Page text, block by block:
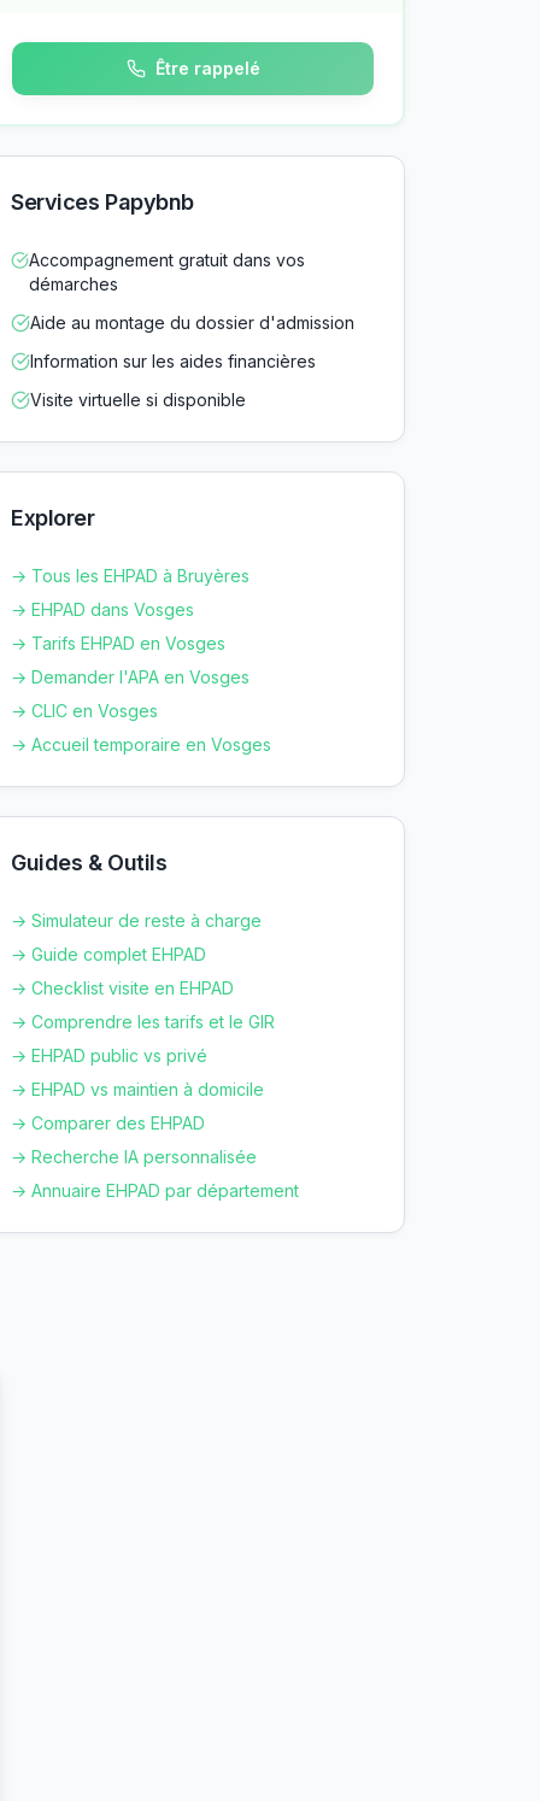
Être rappelé
Services Papybnb
Accompagnement gratuit dans vos
démarches
Aide au montage du dossier d'admission
Information sur les aides financières
Visite virtuelle si disponible
Explorer
→ Tous les EHPAD à Bruyères
→ EHPAD dans Vosges
→ Tarifs EHPAD en Vosges
→ Demander l'APA en Vosges
→ CLIC en Vosges
→ Accueil temporaire en Vosges
Guides & Outils
→ Simulateur de reste à charge
→ Guide complet EHPAD
→ Checklist visite en EHPAD
→ Comprendre les tarifs et le GIR
→ EHPAD public vs privé
→ EHPAD vs maintien à domicile
→ Comparer des EHPAD
→ Recherche IA personnalisée
→ Annuaire EHPAD par département